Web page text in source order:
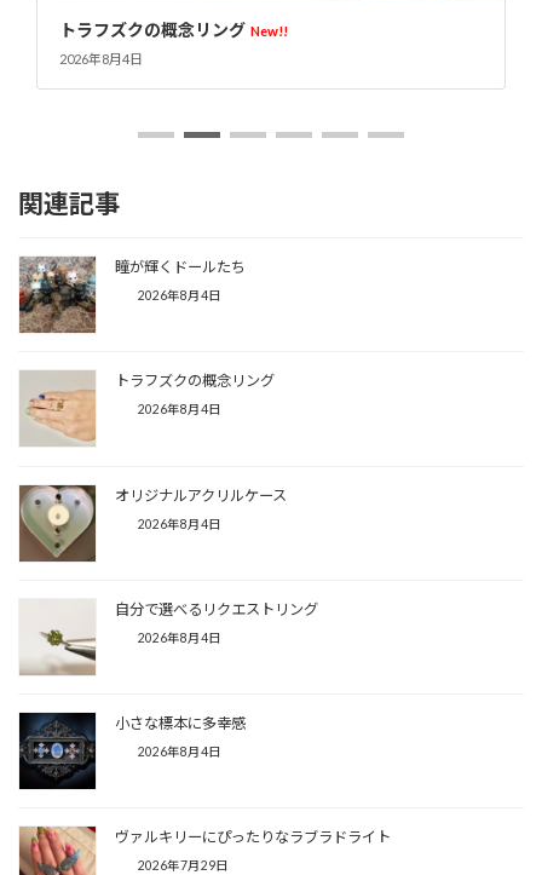
オリジナルアクリルケース New!!
2026年8月4日
関連記事
瞳が輝くドールたち
2026年8月4日
トラフズクの概念リング
2026年8月4日
オリジナルアクリルケース
2026年8月4日
自分で選べるリクエストリング
2026年8月4日
小さな標本に多幸感
2026年8月4日
ヴァルキリーにぴったりなラブラドライト
2026年7月29日